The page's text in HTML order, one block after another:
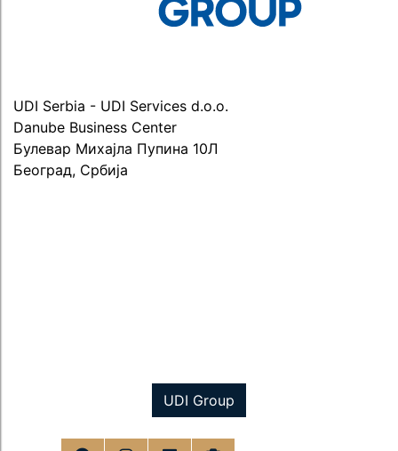
UDI Serbia - UDI Services d.o.o.
Danube Business Center
Булевар Михајла Пупина 10Л
Београд, Србија
UDI Group